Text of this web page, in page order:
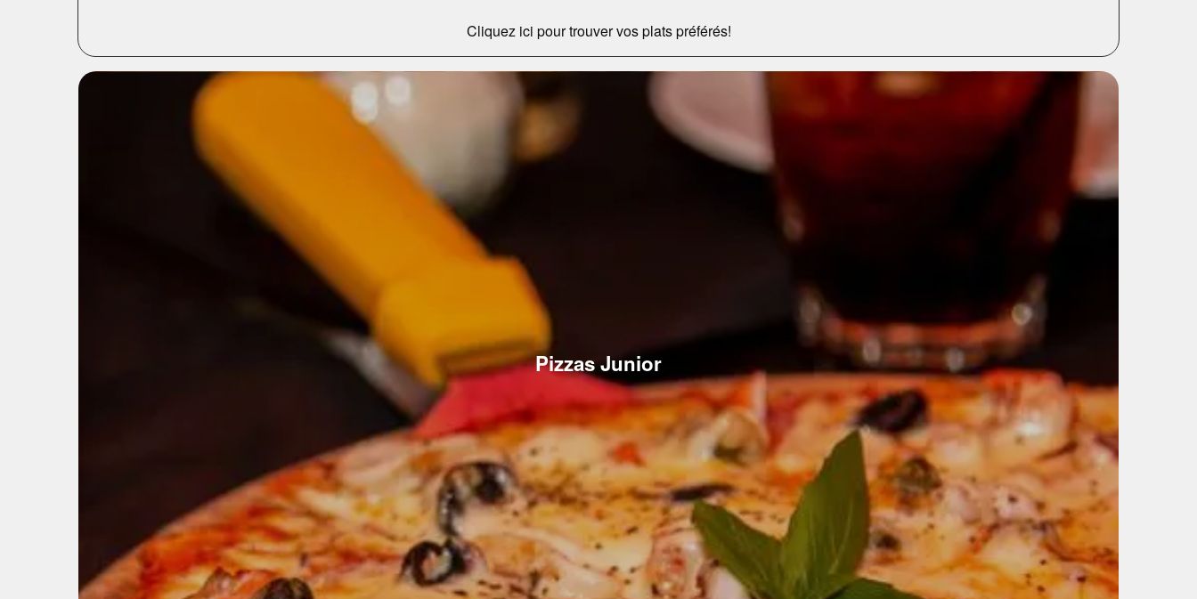
Cliquez ici pour trouver vos plats préférés!
Pizzas Junior